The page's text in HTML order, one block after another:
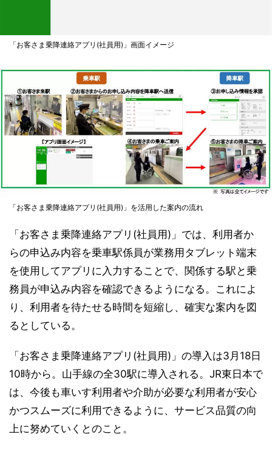
「お客さま乗降連絡アプリ(社員用)」画面イメージ
「お客さま乗降連絡アプリ(社員用)」を活用した案内の流れ
「お客さま乗降連絡アプリ(社員用)」では、利用者か
らの申込み内容を乗車駅係員が業務用タブレット端末
を使用してアプリに入力することで、関係する駅と乗
務員が申込み内容を確認できるようになる。これによ
り、利用者を待たせる時間を短縮し、確実な案内を図
るとしている。
「お客さま乗降連絡アプリ(社員用)」の導入は3月18日
10時から。山手線の全30駅に導入される。JR東日本で
は、今後も車いす利用者や介助が必要な利用者が安心
かつスムーズに利用できるように、サービス品質の向
上に努めていくとのこと。